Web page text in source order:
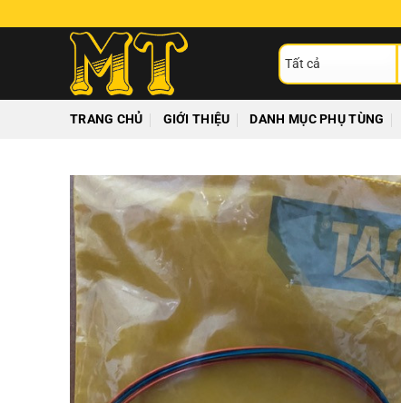
đến
TRANG CHỦ GIỚI THIỆU DANH MỤC PHỤ TÙNG